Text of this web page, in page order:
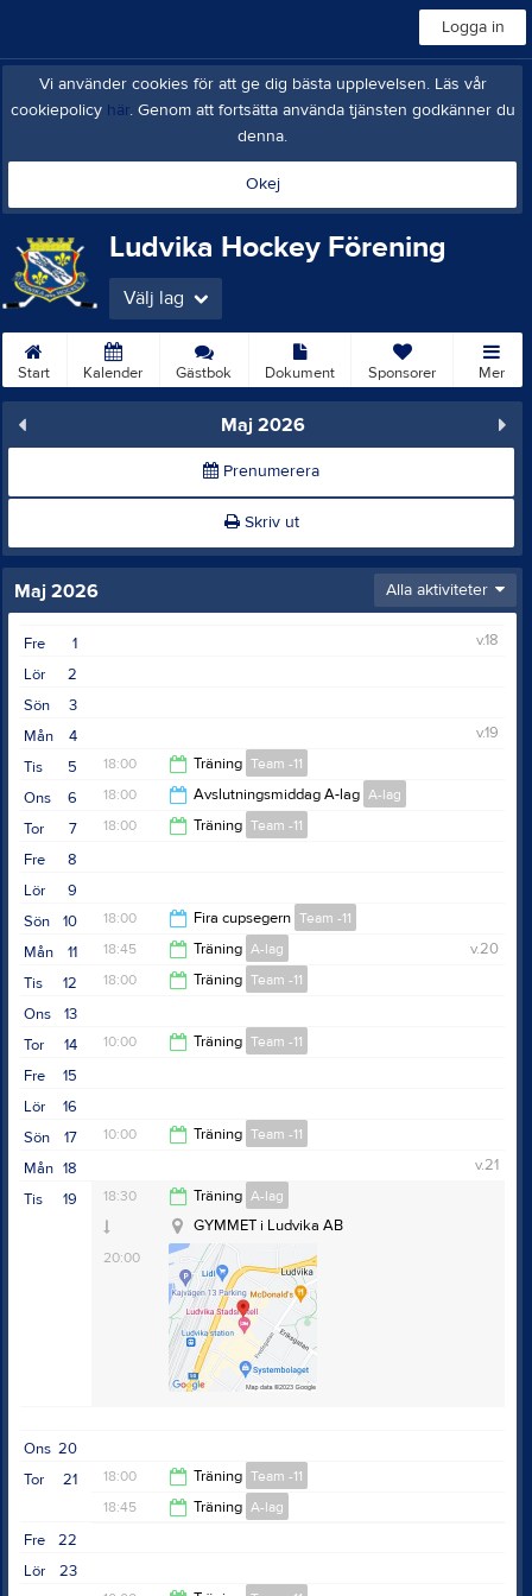
Logga in
Vi använder cookies för att ge dig bästa upplevelsen. Läs vår
cookiepolicy här. Genom att fortsätta använda tjänsten godkänner du
denna.
Okej
Ludvika Hockey Förening
Välj lag
Start Kalender Gästbok Dokument Sponsorer Mer
Maj 2026
Prenumerera
Skriv ut
Maj 2026 Alla aktiviteter
1
Fre
v.18
2
Lör
3
Sön
4
Mån
v.19
5
Tis 18:00 Träning Team -11
19:00
6
Ons 18:00 Avslutningsmiddag A-lag A-lag
7
Tor 18:00 Träning Team -11
8
Fre
9
Lör
10
Sön 18:00 Fira cupsegern Team -11
19:30
11
Mån v.20
18:45 Träning A-lag
12
Tis 18:00 Träning Team -11
19:00
13
Ons
14
Tor 10:00 Träning Team -11
15
Fre
16
Lör
17
Sön 10:00 Träning Team -11
11:00
18
Mån
v.21
19
Tis 18:30 Träning A-lag
20:00
GYMMET i Ludvika AB
20
Ons
21
Tor 18:00 Träning Team -11
18:45 Träning A-lag
22
Fre
23
Lör